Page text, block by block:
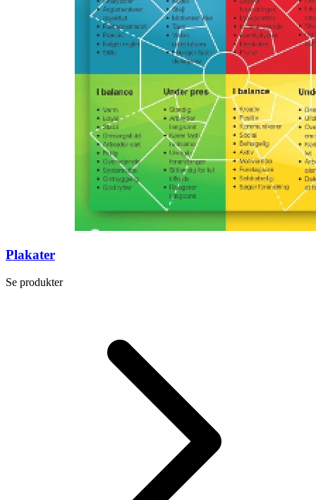
Plakater
Se produkter